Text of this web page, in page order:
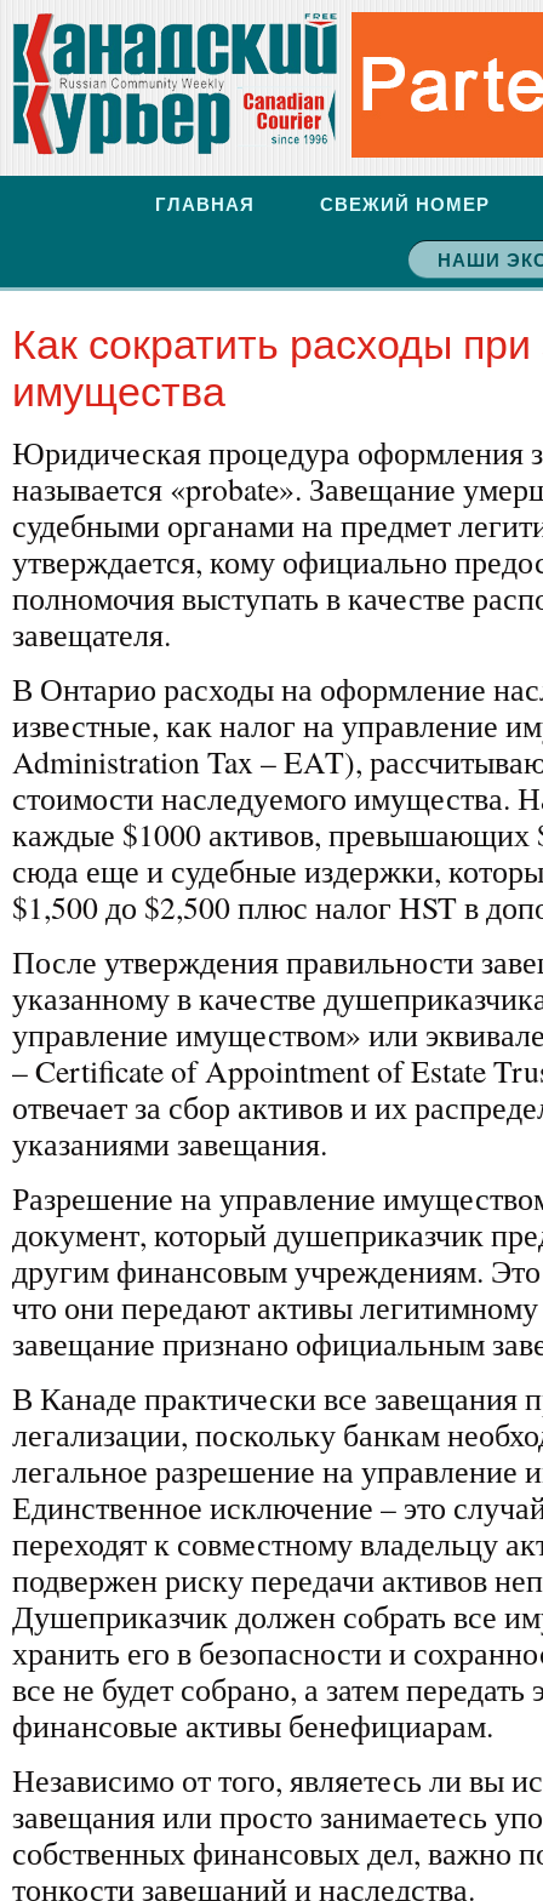
ГЛАВНАЯ СВЕЖИЙ НОМЕР
НАШИ
Как сократить расходы
имущества
Юридическая процедура оформления
называется «probate». Завещание
судебными органами на предмет
утверждается, кому официально
полномочия выступать в качестве
завещателя.
В Онтарио расходы на оформление
известные, как налог на управление
Administration Tax – EAT),
стоимости наследуемого имущества.
каждые $1000 активов, превышающих
сюда еще и судебные издержки,
$1,500 до $2,500 плюс налог HST в
После утверждения правильности
указанному в качестве
управление имуществом» или
– Certificate of Appointment of Estate
отвечает за сбор активов и их
указаниями завещания.
Разрешение на управление
документ, который душеприказчик
другим финансовым учреждениям. Это
что они передают активы
завещание признано официальным
В Канаде практически все завещания
легализации, поскольку банкам
легальное разрешение на управление
Единственное исключение – это
переходят к совместному владельцу
подвержен риску передачи активов
Душеприказчик должен собрать все
хранить его в безопасности и
все не будет собрано, а затем
финансовые активы бенефициарам.
Независимо от того, являетесь ли вы
завещания или просто занимаетесь
собственных финансовых дел, важно
тонкости завещаний и наследства.